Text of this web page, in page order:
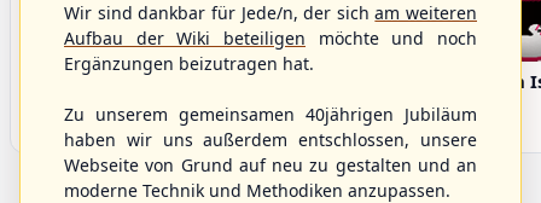
Bargenstedt
Elmshorn Alligators Fehmarn
Wir sind dankbar für Jede/n, der sicham weiteren
Aufbau der Wiki beteiligen möchte und noch
Ergänzungen beizutragen hat.
Zu unserem gemeinsamen 40jährigen Jubiläum
haben wir uns außerdem entschlossen, unsere
Webseite von Grund auf neu zu gestalten und an
moderne Technik und Methodiken anzupassen.